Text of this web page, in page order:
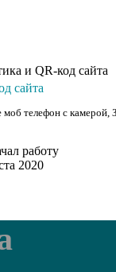
и QR-код сайта
моб телефон с камерой,
работу
2020